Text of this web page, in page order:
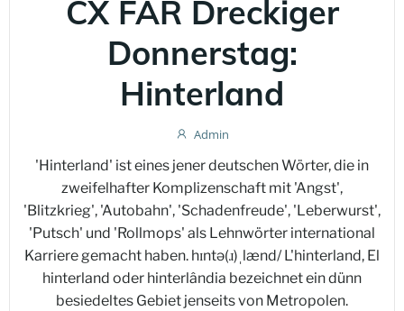
CX FAR Dreckiger
Donnerstag:
Hinterland
Admin
'Hinterland' ist eines jener deutschen Wörter, die in
zweifelhafter Komplizenschaft mit 'Angst',
'Blitzkrieg', 'Autobahn', 'Schadenfreude', 'Leberwurst',
'Putsch' und 'Rollmops' als Lehnwörter international
Karriere gemacht haben. hɪntə(ɹ)ˌlænd/ L'hinterland, El
hinterland oder hinterlândia bezeichnet ein dünn
besiedeltes Gebiet jenseits von Metropolen.